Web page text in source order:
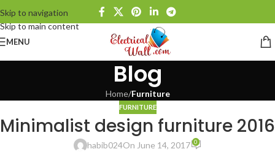
Skip to navigation
Skip to main content
MENU
Blog
Home/Furniture
FURNITURE
Minimalist design furniture 2016
habib024On June 14, 2017 0